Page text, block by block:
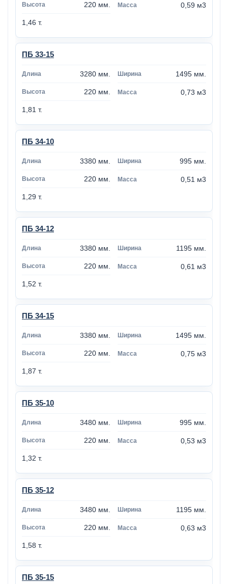
220 мм. 0,59 м3
1,46 т.
ПБ 33-15
3280 мм. 1495 мм.
220 мм. 0,73 м3
1,81 т.
ПБ 34-10
3380 мм. 995 мм.
220 мм. 0,51 м3
1,29 т.
ПБ 34-12
3380 мм. 1195 мм.
220 мм. 0,61 м3
1,52 т.
ПБ 34-15
3380 мм. 1495 мм.
220 мм. 0,75 м3
1,87 т.
ПБ 35-10
3480 мм. 995 мм.
220 мм. 0,53 м3
1,32 т.
ПБ 35-12
3480 мм. 1195 мм.
220 мм. 0,63 м3
1,58 т.
ПБ 35-15